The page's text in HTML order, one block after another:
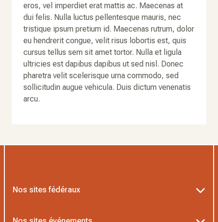
eros, vel imperdiet erat mattis ac. Maecenas at
dui felis. Nulla luctus pellentesque mauris, nec
tristique ipsum pretium id. Maecenas rutrum, dolor
eu hendrerit congue, velit risus lobortis est, quis
cursus tellus sem sit amet tortor. Nulla et ligula
ultricies est dapibus dapibus ut sed nisl. Donec
pharetra velit scelerisque urna commodo, sed
sollicitudin augue vehicula. Duis dictum venenatis
arcu.
Nos sites fédéraux